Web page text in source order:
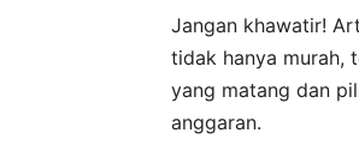
Jangan khawatir!
tidak hanya murah,
yang matang dan
anggaran.